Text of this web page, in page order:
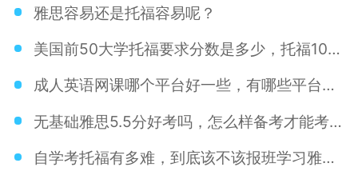
雅思容易还是托福容易呢？
美国前50大学托福要求分数是多少，托福100分能不能上呢？
成人英语网课哪个平台好一些，有哪些平台推荐。
无基础雅思5.5分好考吗，怎么样备考才能考到5.5分呢？
自学考托福有多难，到底该不该报班学习雅思呢？